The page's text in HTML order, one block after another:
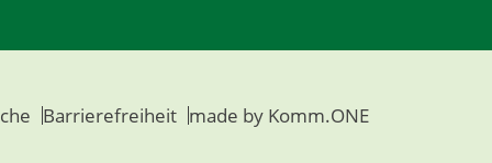
Barrierefreiheit made by Komm.ONE